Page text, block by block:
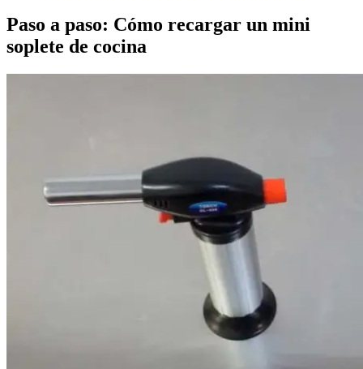
Paso a paso: Cómo recargar un mini
soplete de cocina